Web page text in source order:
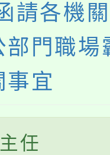
請各機
部門職場
事宜
任